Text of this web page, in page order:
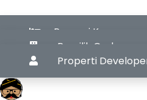
Pencari Kamar
Pemilik Gedung
Properti